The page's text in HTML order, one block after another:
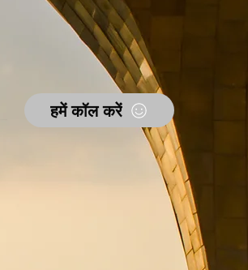
हमें कॉल करें